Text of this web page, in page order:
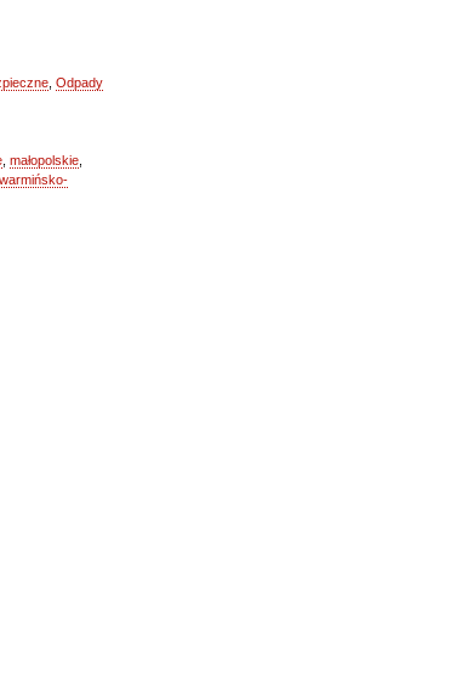
Odpady
małopolskie
warmińsko-